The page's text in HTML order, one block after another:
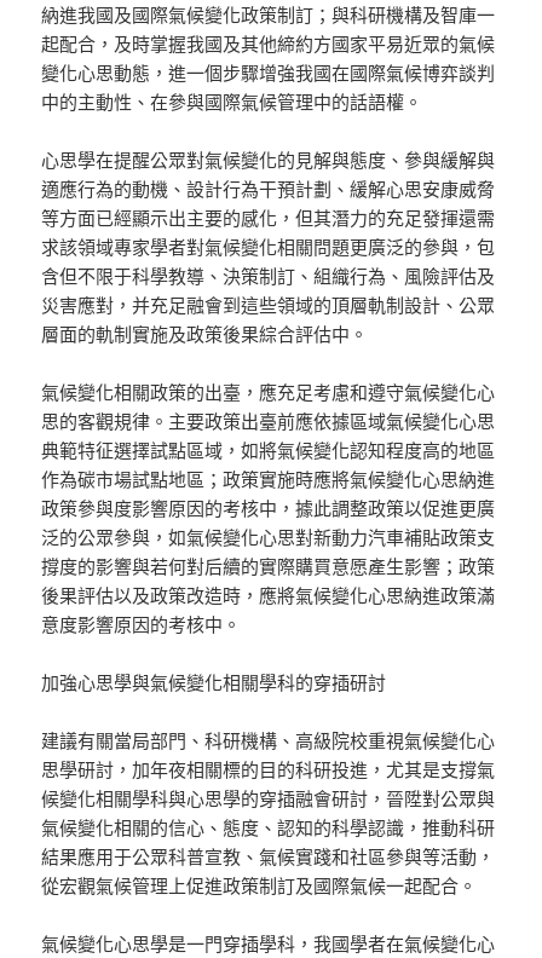
納進我國及國際氣候變化政策制訂；與科研機構及智庫一
起配合，及時掌握我國及其他締約方國家平易近眾的氣候
變化心思動態，進一個步驟增強我國在國際氣候博弈談判
中的主動性、在參與國際氣候管理中的話語權。
心思學在提醒公眾對氣候變化的見解與態度、參與緩解與
適應行為的動機、設計行為干預計劃、緩解心思安康威脅
等方面已經顯示出主要的感化，但其潛力的充足發揮還需
求該領域專家學者對氣候變化相關問題更廣泛的參與，包
含但不限于科學教導、決策制訂、組織行為、風險評估及
災害應對，并充足融會到這些領域的頂層軌制設計、公眾
層面的軌制實施及政策後果綜合評估中。
氣候變化相關政策的出臺，應充足考慮和遵守氣候變化心
思的客觀規律。主要政策出臺前應依據區域氣候變化心思
典範特征選擇試點區域，如將氣候變化認知程度高的地區
作為碳市場試點地區；政策實施時應將氣候變化心思納進
政策參與度影響原因的考核中，據此調整政策以促進更廣
泛的公眾參與，如氣候變化心思對新動力汽車補貼政策支
撐度的影響與若何對后續的實際購買意愿產生影響；政策
後果評估以及政策改造時，應將氣候變化心思納進政策滿
意度影響原因的考核中。
加強心思學與氣候變化相關學科的穿插研討
建議有關當局部門、科研機構、高級院校重視氣候變化心
思學研討，加年夜相關標的目的科研投進，尤其是支撐氣
候變化相關學科與心思學的穿插融會研討，晉陞對公眾與
氣候變化相關的信心、態度、認知的科學認識，推動科研
結果應用于公眾科普宣教、氣候實踐和社區參與等活動，
從宏觀氣候管理上促進政策制訂及國際氣候一起配合。
氣候變化心思學是一門穿插學科，我國學者在氣候變化心